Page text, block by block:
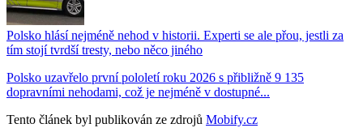
Polsko hlásí nejméně nehod v historii. Experti se ale přou, jestli za
tím stojí tvrdší tresty, nebo něco jiného
Polsko uzavřelo první pololetí roku 2026 s přibližně 9 135
dopravními nehodami, což je nejméně v dostupné...
Tento článek byl publikován ze zdrojů Mobify.cz